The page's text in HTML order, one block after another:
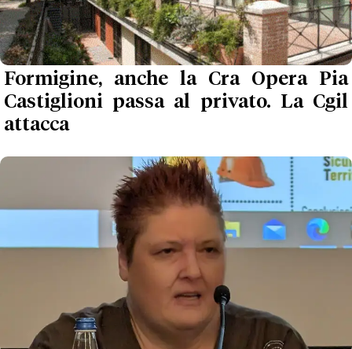
Formigine, anche la Cra Opera Pia
Castiglioni passa al privato. La Cgil
attacca